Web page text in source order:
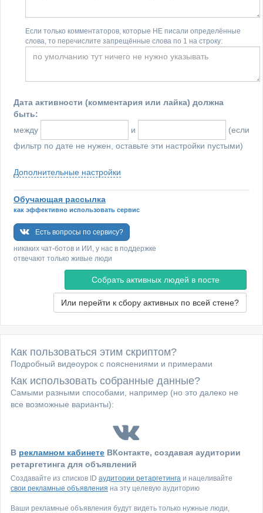
Если только комментаторов, которые НЕ писали определённые
слова, то перечислите запрещённые слова по 1 на строку:
Дата активности (комментария или лайка) должна
быть:
между
и
(если
фильтр по дате не нужен, оставьте эти настройки пустыми)
Дополнительные настройки
Обучающая рассылка
как эффективно использовать сервис
Есть вопросы по сервису?
никаких чат-ботов и ИИ, у нас в поддержке
отвечают только живые люди
Или перейти к сбору активных по всей стене?
Как пользоваться этим скриптом?
Подробный видеоурок с пояснениями и примерами
Как использовать собранные данные?
Самыми разными способами, например (но это далеко не
все возможные варианты):
В рекламном кабинете ВКонтакте, создавая аудитории
ретаргетинга для объявлений
Создавайте из списков ID аудитории ретаргетинга и нацеливайте
свои рекламные объявления на эту целевую аудиторию
Ваши рекламные объявления будут видеть только нужные люди,